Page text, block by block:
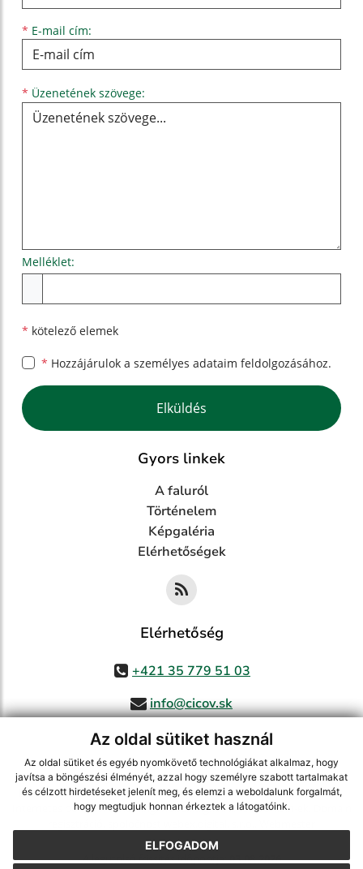
Az oldal sütiket használ
Az oldal sütiket és egyéb nyomkövető technológiákat alkalmaz, hogy
javítsa a böngészési élményét, azzal hogy személyre szabott tartalmakat
és célzott hirdetéseket jelenít meg, és elemzi a weboldalunk forgalmát,
hogy megtudjuk honnan érkeztek a látogatóink.
ELFOGADOM
* E-mail cím:
* Üzenetének szövege:
Melléklet:
* kötelező elemek
* Hozzájárulok a személyes adataim feldolgozásához.
Google reCaptcha Response
Elküldés
Gyors linkek
A faluról
Történelem
Képgaléria
Elérhetőségek
Elérhetőség
+421 35 779 51 03
info@cicov.sk
használja ki a legfrissebb információk követését az RSS funkcióval,
ECHELON 2 CMS rendszer (tartalomkezelő rendszer),Honlaptérkép
Internetes portál, webhosting,webex.digital, s.r.o.,Domain-ek
A legutolsó frissítés időpontja:03.08.2026